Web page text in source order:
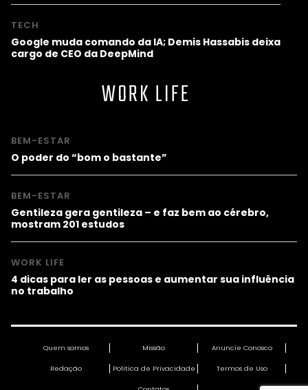
TECH
Google muda comando da IA; Demis Hassabis deixa
cargo de CEO da DeepMind
WORK LIFE
BEM-ESTAR
O poder do “bom o bastante”
BEM-ESTAR
Gentileza gera gentileza – e faz bem ao cérebro,
mostram 201 estudos
WORK LIFE
4 dicas para ler as pessoas e aumentar sua influência
no trabalho
Quem somos Missão Anuncie Conosco
Redação Política de Privacidade Termos de Uso